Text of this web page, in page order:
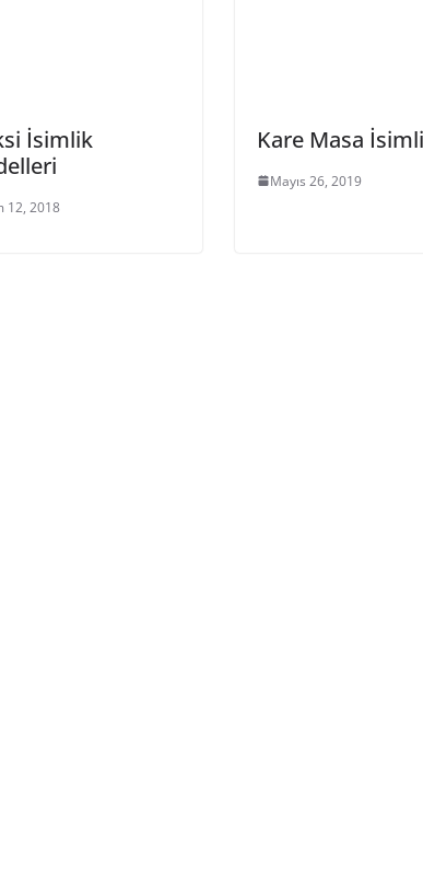
İsimlik
12, 2018
Kare Masa
Mayıs 26, 2019